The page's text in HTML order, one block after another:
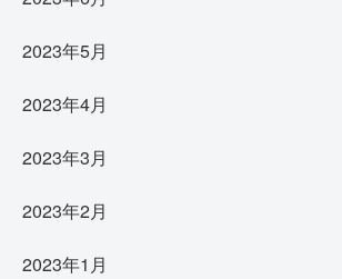
2023年5月
2023年4月
2023年3月
2023年2月
2023年1月